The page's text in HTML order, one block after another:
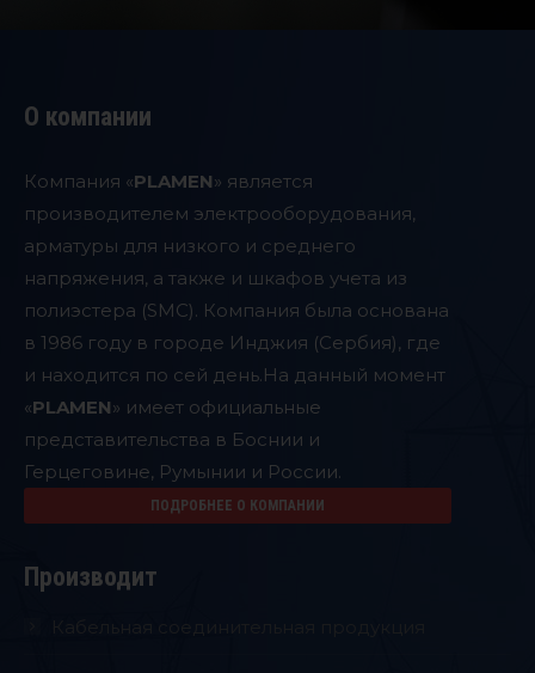
О компании
Компания «PLAMEN» является
производителем электрооборудования,
арматуры для низкого и среднего
напряжения, а также и шкафов учета из
полиэстера (SMC). Компания была основана
в 1986 году в городе Инджия (Сербия), где
и находится по сей день.На данный момент
«PLAMEN» имеет официальные
представительства в Боснии и
Герцеговине, Румынии и России.
ПОДРОБНЕЕ О КОМПАНИИ
Производит